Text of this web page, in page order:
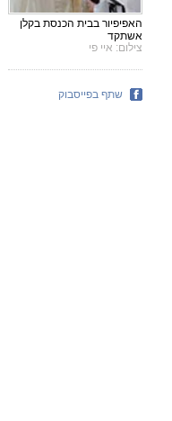
האפיפיור בבית הכנסת בקלן
אשתקד
צילום: איי פי
שתף בפייסבוק